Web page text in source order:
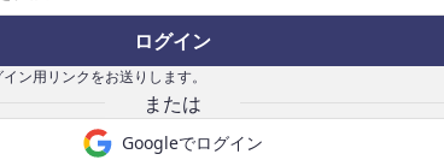
ログイン
ン用リンクをお送りします。
Googleでログイン
書き手になる